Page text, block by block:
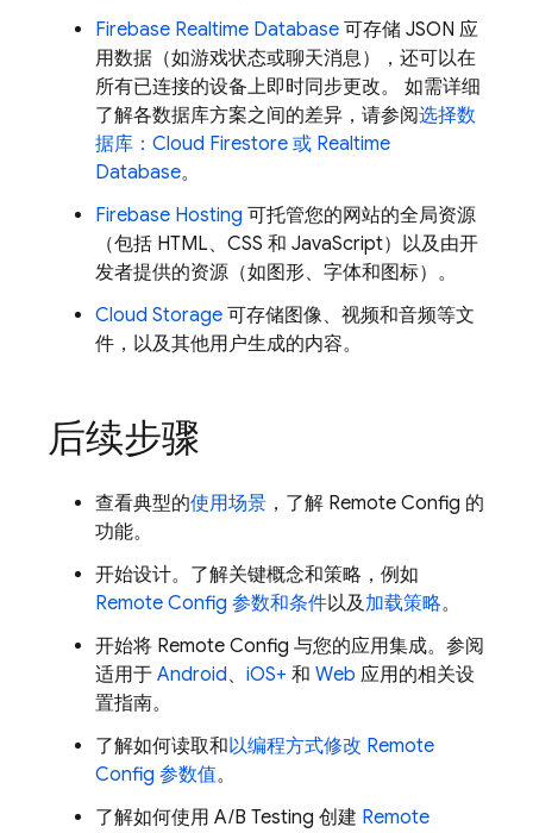
Firebase Realtime Database 可存储 JSON 应
用数据（如游戏状态或聊天消息），还可以在
所有已连接的设备上即时同步更改。 如需详细
了解各数据库方案之间的差异，请参阅选择数
据库： Cloud Firestore 或 Realtime
Database。
Firebase Hosting 可托管您的网站的全局资源
（包括 HTML、CSS 和 JavaScript）以及由开
发者提供的资源（如图形、字体和图标）。
Cloud Storage 可存储图像、视频和音频等文
件，以及其他用户生成的内容。
后续步骤
查看典型的使用场景 ，了解 Remote Config 的
功能。
开始设计。了解关键概念和策略，例如
Remote Config 参数和条件以及加载策略。
开始将 Remote Config 与您的应用集成。参阅
适用于 Android、 iOS+ 和 Web 应用的相关设
置指南。
了解如何读取和以编程方式修改 Remote
Config 参数值。
了解如何使用 A/B Testing 创建 Remote